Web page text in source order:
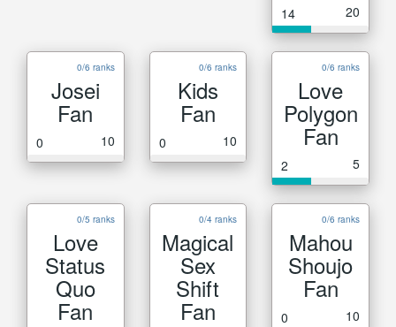
14 20
0/6 ranks
Josei
Fan
0 10
0/6 ranks
Kids
Fan
0 10
0/6 ranks
Love
Polygon
Fan
2 5
0/5 ranks
Love
Status
Quo
Fan
0/4 ranks
Magical
Sex
Shift
Fan
0/6 ranks
Mahou
Shoujo
Fan
0 10